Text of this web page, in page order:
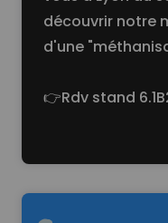
découvrir notre
d'une
👉Rdv stand
Read more